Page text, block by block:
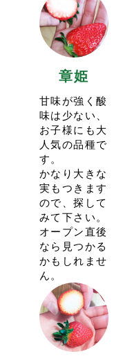
数を追加し
予約枠が増え
今シーズンも
2022.12.8
<イチゴ狩り
今年から”一
す。
前年は10日前
況を見極める
引き続き感染
おりますので
れます。
ご了承頂けれ
キャンセル待
用ください。
イチゴの実り
予約のキャン
受け付けをし
す。
キャンセルが
の自動メール
意しておりま
イチゴ狩りは
2024.5.12
<今シーズン
2023-24シー
毎年のことで
ので、お客様
ます。
来シーズンも
より多くのイ
す。
ご利用ありが
2024.1.2
今シーズンの
まりんも食べ
で実施してい
プレミアムプ
ます。
その際はＳＮ
ください。
現在予約を受
章姫
甘味が強く酸
味は少ない、
お子様にも大
人気の品種で
す。
かなり大きな
実もつきます
ので、探して
みて下さい。
オープン直後
なら見つかる
かもしれませ
ん。